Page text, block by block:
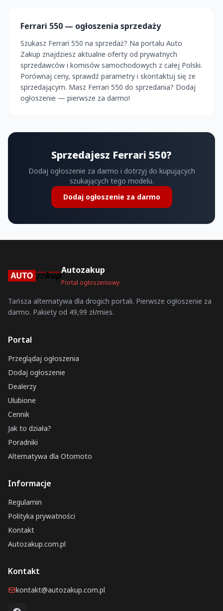
Ferrari 550 — ogłoszenia sprzedaży
Szukasz Ferrari 550 na sprzedaż? Na portalu Auto
Zakup znajdziesz aktualne oferty od prywatnych
sprzedawców i komisów samochodowych z całej Polski.
Porównaj ceny, sprawdź parametry i skontaktuj się ze
sprzedającym. Masz Ferrari 550 do sprzedania? Dodaj
ogłoszenie — pierwsze za darmo!
Sprzedajesz Ferrari 550?
Dodaj ogłoszenie za darmo i dotrzyj do kupujących
szukających tego modelu.
Dodaj ogłoszenie za darmo
Autozakup
Portal ogłoszeniowy
Tańsza alternatywa dla drogich portali. Pierwsze ogłoszenie za
darmo. Pakiety od 49,99 zł/mies.
Portal
Przeglądaj ogłoszenia
Dodaj ogłoszenie
Dealerzy
Ulubione
Cennik
Jak to działa?
Poradniki
Alternatywa dla Otomoto
Informacje
Regulamin
Polityka prywatności
Kontakt
Autozakup.com.pl
Kontakt
kontakt@autozakup.com.pl